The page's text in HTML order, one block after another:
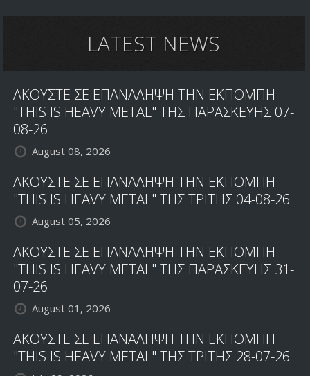
ΜΠΑΝΤΑ
CRYSTAL
VIPER,
PAGAN
LATEST NEWS
ΑΚΟΥΣΤΕ ΣΕ ΕΠΑΝΑΛΗΨΗ ΤΗΝ ΕΚΠΟΜΠΗ
"THIS IS HEAVY METAL" ΤΗΣ ΠΑΡΑΣΚΕΥΗΣ 07-
08-26
August 08, 2026
ΑΚΟΥΣΤΕ ΣΕ ΕΠΑΝΑΛΗΨΗ ΤΗΝ ΕΚΠΟΜΠΗ
"THIS IS HEAVY METAL" ΤΗΣ ΤΡΙΤΗΣ 04-08-26
August 05, 2026
ΑΚΟΥΣΤΕ ΣΕ ΕΠΑΝΑΛΗΨΗ ΤΗΝ ΕΚΠΟΜΠΗ
"THIS IS HEAVY METAL" ΤΗΣ ΠΑΡΑΣΚΕΥΗΣ 31-
07-26
August 01, 2026
ΑΚΟΥΣΤΕ ΣΕ ΕΠΑΝΑΛΗΨΗ ΤΗΝ ΕΚΠΟΜΠΗ
"THIS IS HEAVY METAL" ΤΗΣ ΤΡΙΤΗΣ 28-07-26